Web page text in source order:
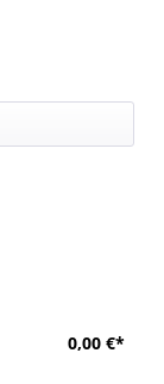
0,00 €*